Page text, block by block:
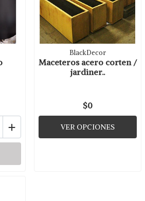
+
BlackDecor
Maceteros acero corten /
jardiner..
$0
VER OPCIONES